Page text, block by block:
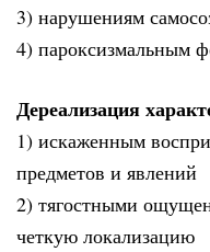
3) нарушениям
4) пароксизмальным
Дереализация
1) искаженным
предметов и явлений
2) тягостными
четкую локализацию